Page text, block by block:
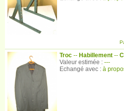
Troc -- Habillement --
Valeur estimée : ---
Echangé avec : à